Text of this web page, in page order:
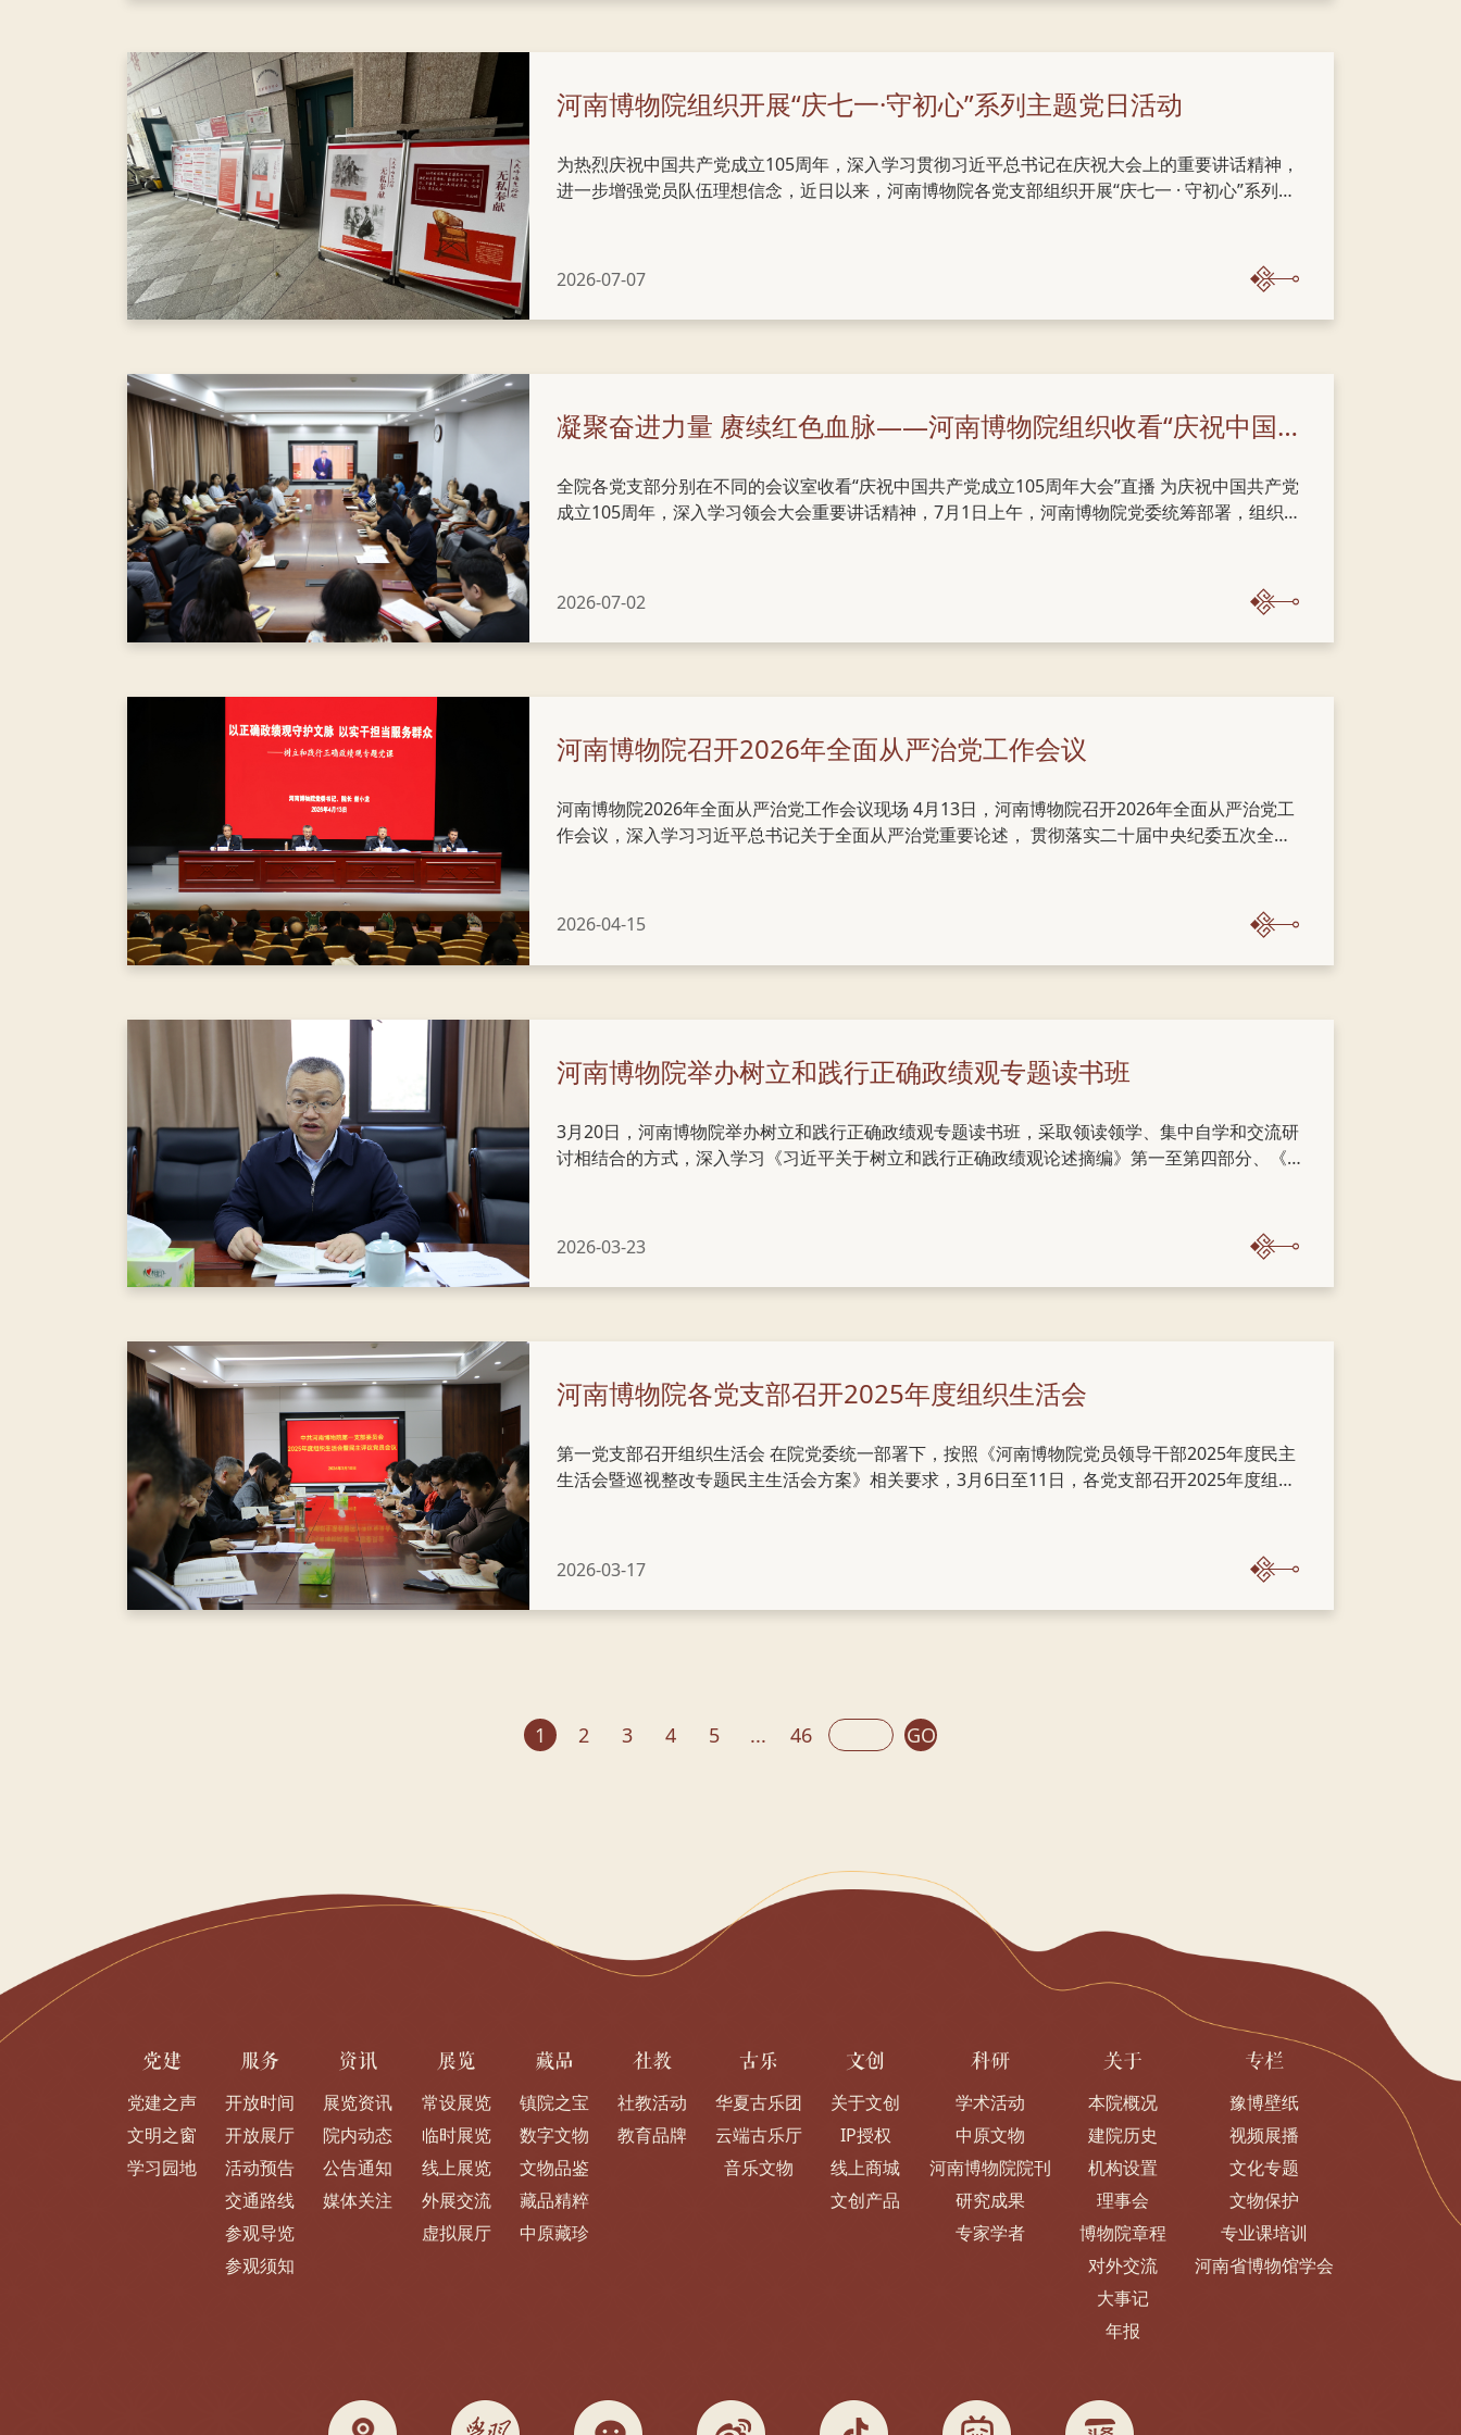
河南博物院组织开展“庆七一·守初心”系列主题党日活动
为热烈庆祝中国共产党成立105周年，深入学习贯彻习近平总书记在庆祝大会上的重要讲话精神，
进一步增强党员队伍理想信念，近日以来，河南博物院各党支部组织开展“庆七一 · 守初心”系列主
党员分别在办公楼三楼会议室、西配楼职工教室及党建活动室，集中收看庆祝中国共产党成立105
周年大会实况直播。大会开始，全体起立齐唱国歌，当画面中“七一勋章”获得者步入人民大会堂
时，全场党员起身致意。大家全程凝神专注、认真记录，在习近平...
2026-07-07
凝聚奋进力量 赓续红色血脉——河南博物院组织收看“庆祝中国共产党成立105周年大会”
全院各党支部分别在不同的会议室收看“庆祝中国共产党成立105周年大会”直播 为庆祝中国共产党
成立105周年，深入学习领会大会重要讲话精神，7月1日上午，河南博物院党委统筹部署，组织全
优秀特质，体悟我们党百年奋斗铸就辉煌、永葆生机活力的根本密码，牢牢把握“以史为鉴、开创
未来”的实践要求，自觉践行“三个务必”，传承弘扬不怕牺牲、英勇斗争的优良作风。 大家同唱国
歌 大家深刻认识到，要坚持党建引领文博事业高质量...
2026-07-02
河南博物院召开2026年全面从严治党工作会议
河南博物院2026年全面从严治党工作会议现场 4月13日，河南博物院召开2026年全面从严治党工
作会议，深入学习习近平总书记关于全面从严治党重要论述， 贯彻落实二十届中央纪委五次全
6年全面从严治党工作要点》，各部门负责人分别签订并提交了《2026年全面从严治党责任书》。
驻厅纪检监察组副组长马文青、党委书记、院长楚小龙出席会议并讲话，副院长信木祥主持会议，
副院长翟红志、史自强及全体党员干部职工参加会议。 驻省文...
2026-04-15
河南博物院举办树立和践行正确政绩观专题读书班
3月20日，河南博物院举办树立和践行正确政绩观专题读书班，采取领读领学、集中自学和交流研
讨相结合的方式，深入学习《习近平关于树立和践行正确政绩观论述摘编》第一至第四部分、《习
各部门负责人参加学习。 党委书记楚小龙指出，要深刻领悟“两个确立”的决定性意义、坚决做
到“两个维护”，按照党中央决策部署，认真落实省委、省文旅厅党组有关要求，严格落实主体责
任，坚持高起点谋划、高标准推进、高质量落实，以政治上的坚定、思想上...
2026-03-23
河南博物院各党支部召开2025年度组织生活会
第一党支部召开组织生活会 在院党委统一部署下，按照《河南博物院党员领导干部2025年度民主
生活会暨巡视整改专题民主生活会方案》相关要求，3月6日至11日，各党支部召开2025年度组织
制定工作方案，扎实开展专题理论学习。深入学习贯彻习近平新时代中国特色社会主义思想和党的
二十届四中全会精神，认真学习领会习近平总书记关于党的建设的重要思想、关于党的自我革命的
重要思想以及关于加强党的纪律建设、作风建设的重要论述，持续学...
2026-03-17
1 2 3 4 5 ... 46 GO
党建
党建之声
文明之窗
学习园地
服务
开放时间
开放展厅
活动预告
交通路线
参观导览
参观须知
资讯
展览资讯
院内动态
公告通知
媒体关注
展览
常设展览
临时展览
线上展览
外展交流
虚拟展厅
藏品
镇院之宝
数字文物
文物品鉴
藏品精粹
中原藏珍
社教
社教活动
教育品牌
古乐
华夏古乐团
云端古乐厅
音乐文物
文创
关于文创
IP授权
线上商城
文创产品
科研
学术活动
中原文物
河南博物院院刊
研究成果
专家学者
关于
本院概况
建院历史
机构设置
理事会
博物院章程
对外交流
大事记
年报
专栏
豫博壁纸
视频展播
文化专题
文物保护
专业课培训
河南省博物馆学会